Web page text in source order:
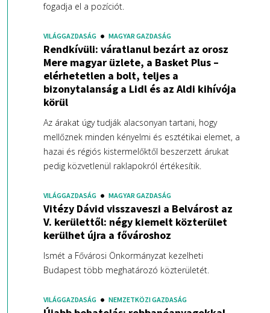
fogadja el a pozíciót.
VILÁGGAZDASÁG MAGYAR GAZDASÁG
Rendkívüli: váratlanul bezárt az orosz
Mere magyar üzlete, a Basket Plus –
elérhetetlen a bolt, teljes a
bizonytalanság a Lidl és az Aldi kihívója
körül
Az árakat úgy tudják alacsonyan tartani, hogy
mellőznek minden kényelmi és esztétikai elemet, a
hazai és régiós kistermelőktől beszerzett árukat
pedig közvetlenül raklapokról értékesítik.
VILÁGGAZDASÁG MAGYAR GAZDASÁG
Vitézy Dávid visszaveszi a Belvárost az
V. kerülettől: négy kiemelt közterület
kerülhet újra a fővároshoz
Ismét a Fővárosi Önkormányzat kezelheti
Budapest több meghatározó közterületét.
VILÁGGAZDASÁG NEMZETKÖZI GAZDASÁG